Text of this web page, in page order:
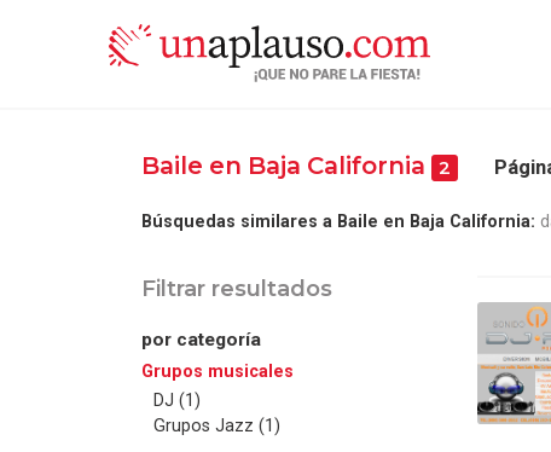
Baile en Baja California 2
Búsquedas similares a Baile en Baja California:
Filtrar resultados
por categoría
Grupos musicales
DJ (1)
Grupos Jazz (1)